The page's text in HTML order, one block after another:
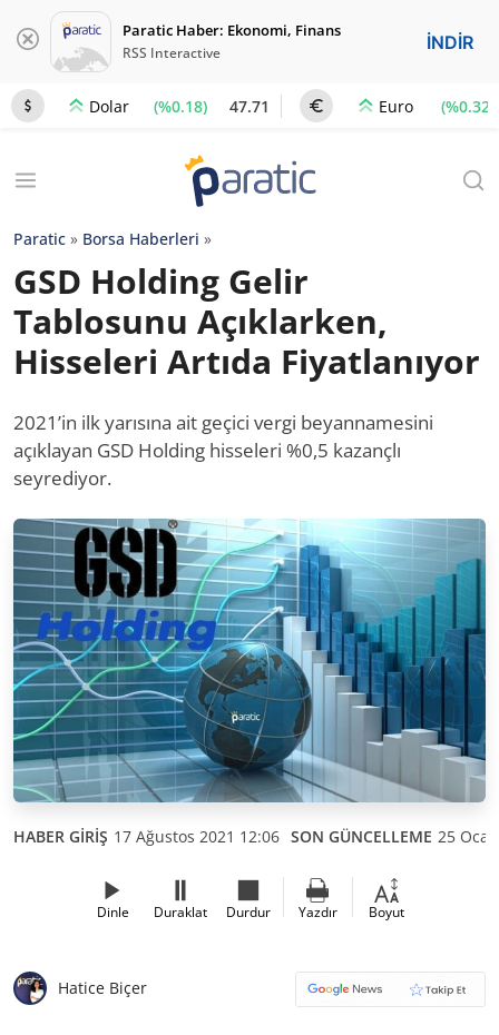
Paratic Haber: Ekonomi, Finans
RSS Interactive İNDİR
Dolar (%0.18) 47.71 Euro (%0.32)
Paratic » Borsa Haberleri »
GSD Holding Gelir
Tablosunu Açıklarken,
Hisseleri Artıda Fiyatlanıyor
2021’in ilk yarısına ait geçici vergi beyannamesini
açıklayan GSD Holding hisseleri %0,5 kazançlı
seyrediyor.
HABER GİRİŞ 17 Ağustos 2021 12:06 SON GÜNCELLEME 25
Dinle Duraklat Durdur Yazdır Boyut
Hatice Biçer